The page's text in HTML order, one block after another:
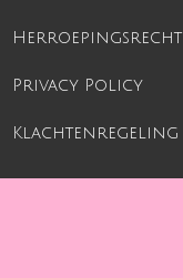
Herroepingsrecht
Privacy Policy
Klachtenregeling